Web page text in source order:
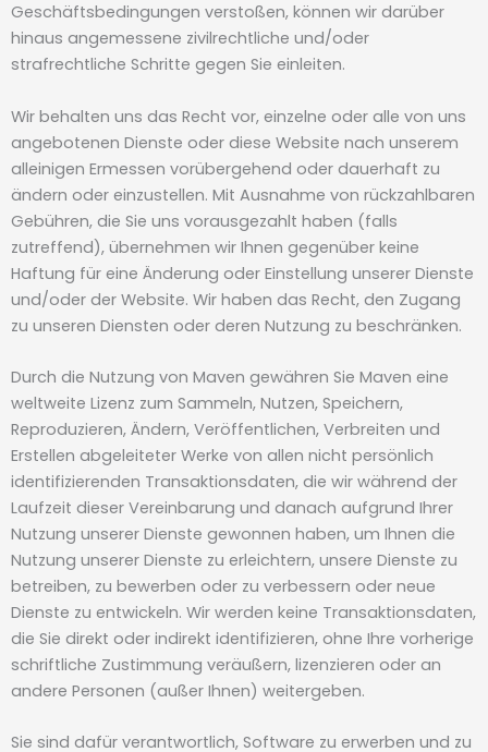
Geschäftsbedingungen verstoßen, können wir darüber
hinaus angemessene zivilrechtliche und/oder
strafrechtliche Schritte gegen Sie einleiten.
Wir behalten uns das Recht vor, einzelne oder alle von uns
angebotenen Dienste oder diese Website nach unserem
alleinigen Ermessen vorübergehend oder dauerhaft zu
ändern oder einzustellen. Mit Ausnahme von rückzahlbaren
Gebühren, die Sie uns vorausgezahlt haben (falls
zutreffend), übernehmen wir Ihnen gegenüber keine
Haftung für eine Änderung oder Einstellung unserer Dienste
und/oder der Website. Wir haben das Recht, den Zugang
zu unseren Diensten oder deren Nutzung zu beschränken.
Durch die Nutzung von Maven gewähren Sie Maven eine
weltweite Lizenz zum Sammeln, Nutzen, Speichern,
Reproduzieren, Ändern, Veröffentlichen, Verbreiten und
Erstellen abgeleiteter Werke von allen nicht persönlich
identifizierenden Transaktionsdaten, die wir während der
Laufzeit dieser Vereinbarung und danach aufgrund Ihrer
Nutzung unserer Dienste gewonnen haben, um Ihnen die
Nutzung unserer Dienste zu erleichtern, unsere Dienste zu
betreiben, zu bewerben oder zu verbessern oder neue
Dienste zu entwickeln. Wir werden keine Transaktionsdaten,
die Sie direkt oder indirekt identifizieren, ohne Ihre vorherige
schriftliche Zustimmung veräußern, lizenzieren oder an
andere Personen (außer Ihnen) weitergeben.
Sie sind dafür verantwortlich, Software zu erwerben und zu